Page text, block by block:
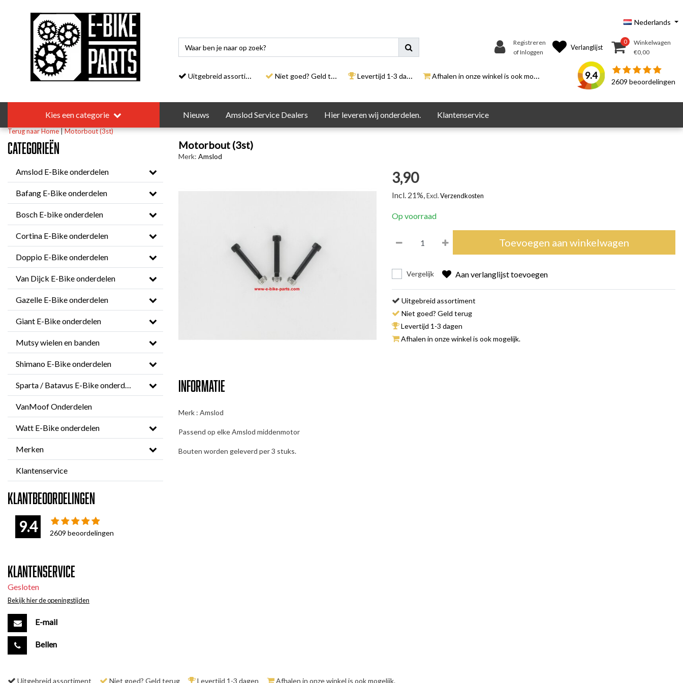
Nederlands
Registreren
of Inloggen
Verlanglijst
0
Winkelwagen
€0,00
Uitgebreid assortiment Niet goed? Geld terug Levertijd 1-3 dagen Afhalen in onze winkel is ook mogelijk. 9.4
2609 beoordelingen
Kies een categorie Nieuws Amslod Service Dealers Hier leveren wij onderdelen. Klantenservice
Terug naar Home|Motorbout (3st)
Categorieën
Amslod E-Bike onderdelen
Bafang E-Bike onderdelen
Bosch E-bike onderdelen
Cortina E-Bike onderdelen
Doppio E-Bike onderdelen
Van Dijck E-Bike onderdelen
Gazelle E-Bike onderdelen
Giant E-Bike onderdelen
Mutsy wielen en banden
Shimano E-Bike onderdelen
Sparta / Batavus E-Bike onderdelen
VanMoof Onderdelen
Watt E-Bike onderdelen
Merken
Klantenservice
Klantbeoordelingen
9.4
2609 beoordelingen
Klantenservice
Gesloten
Bekijk hier de openingstijden
E-mail
Bellen
Motorbout (3st)
Merk: Amslod
3,90
Incl. 21%,Excl.Verzendkosten
Op voorraad
Toevoegen aan winkelwagen
Vergelijk Aan verlanglijst toevoegen
Uitgebreid assortiment
Niet goed? Geld terug
Levertijd 1-3 dagen
Afhalen in onze winkel is ook mogelijk.
Informatie
Merk : Amslod
Passend op elke Amslod middenmotor
Bouten worden geleverd per 3 stuks.
Uitgebreid assortiment Niet goed? Geld terug Levertijd 1-3 dagen Afhalen in onze winkel is ook mogelijk.